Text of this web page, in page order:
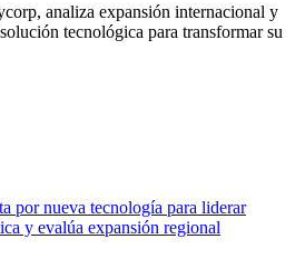
analiza expansión internacional y
tecnológica para transformar su